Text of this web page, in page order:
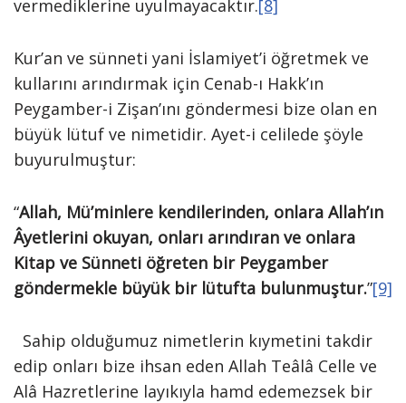
vermediklerine uyulmayacaktır.[8]
Kur’an ve sünneti yani İslamiyet’i öğretmek ve
kullarını arındırmak için Cenab-ı Hakk’ın
Peygamber-i Zişan’ını göndermesi bize olan en
büyük lütuf ve nimetidir. Ayet-i celilede şöyle
buyurulmuştur:
“Allah, Mü’minlere kendilerinden, onlara Allah’ın
Âyetlerini okuyan, onları arındıran ve onlara
Kitap ve Sünneti öğreten bir Peygamber
göndermekle büyük bir lütufta bulunmuştur.”[9]
Sahip olduğumuz nimetlerin kıymetini takdir
edip onları bize ihsan eden Allah Teâlâ Celle ve
Alâ Hazretlerine layıkıyla hamd edemezsek bir